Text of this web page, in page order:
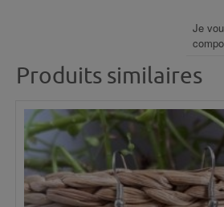
Je
Produits similaires